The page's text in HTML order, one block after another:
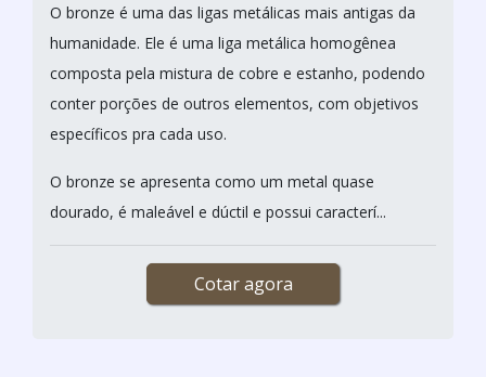
O bronze é uma das ligas metálicas mais antigas da
humanidade. Ele é uma liga metálica homogênea
composta pela mistura de cobre e estanho, podendo
conter porções de outros elementos, com objetivos
específicos pra cada uso.
O bronze se apresenta como um metal quase
dourado, é maleável e dúctil e possui caracterí...
Cotar agora